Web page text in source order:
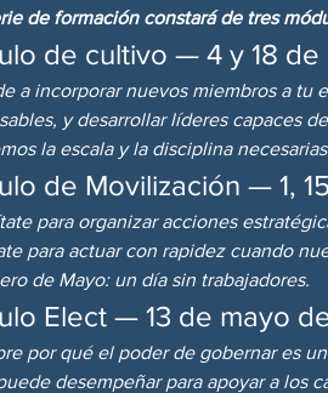
de formación constará de tres
de cultivo — 4 y 18
a incorporar nuevos miembros a tu
y desarrollar líderes capaces
la escala y la disciplina
de Movilización — 1,
para organizar acciones
para actuar con rapidez cuando
de Mayo: un día sin trabajadores.
Elect — 13 de mayo
por qué el poder de gobernar es
desempeñar para apoyar a los